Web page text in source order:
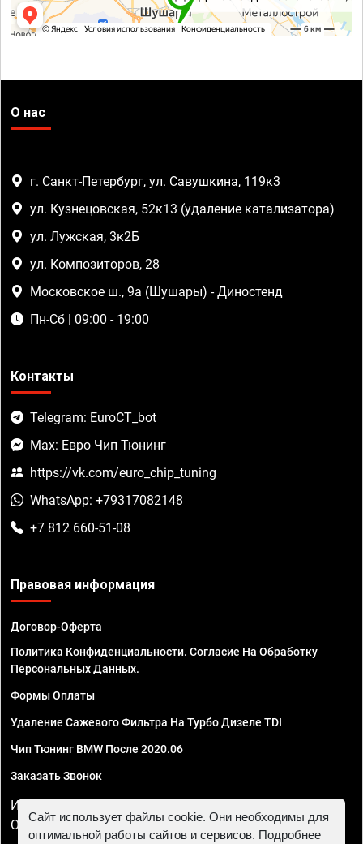
О нас
г. Санкт-Петербург, ул. Савушкина, 119к3
ул. Кузнецовская, 52к13 (удаление катализатора)
ул. Лужская, 3к2Б
ул. Композиторов, 28
Московское ш., 9а (Шушары) - Диностенд
Пн-Сб | 09:00 - 19:00
Контакты
Telegram: EuroCT_bot
Max: Евро Чип Тюнинг
https://vk.com/euro_chip_tuning
WhatsApp: +79317082148
+7 812 660-51-08
Правовая информация
Договор-Оферта
Политика Конфиденциальности. Согласие На Обработку
Персональных Данных.
Формы Оплаты
Удаление Сажевого Фильтра На Турбо Дизеле TDI
Чип Тюнинг BMW После 2020.06
Заказать Звонок
ИП Смирнов Георгий Павлович. ИНН 781302555843,
ОГРНИП 324470400032610
Сайт использует файлы cookie. Они необходимы для
оптимальной работы сайтов и сервисов. Подробнее